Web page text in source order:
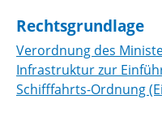
Rechtsgrundlage
Verordnung des
Infrastruktur zur
Schifffahrts-Ordnung